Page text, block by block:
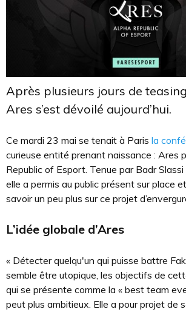
Après plusieurs jours de
Ares s’est dévoilé aujourd’hui.
Ce mardi 23 mai se tenait à Paris la
curieuse entité prenant naissance : Ares
Republic of Esport. Tenue par Badr
elle a permis au public présent sur place
savoir un peu plus sur ce projet
L’idée globale d’Ares
« Détecter quelqu'un qui puisse battre
semble être utopique, les objectifs de
qui se présente comme la « best team
peut plus ambitieux. Elle a pour projet de